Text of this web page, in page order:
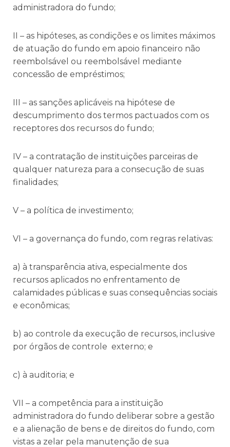
administradora do fundo;
II – as hipóteses, as condições e os limites máximos
de atuação do fundo em apoio financeiro não
reembolsável ou reembolsável mediante
concessão de empréstimos;
III – as sanções aplicáveis na hipótese de
descumprimento dos termos pactuados com os
receptores dos recursos do fundo;
IV – a contratação de instituições parceiras de
qualquer natureza para a consecução de suas
finalidades;
V – a política de investimento;
VI – a governança do fundo, com regras relativas:
a) à transparência ativa, especialmente dos
recursos aplicados no enfrentamento de
calamidades públicas e suas consequências sociais
e econômicas;
b) ao controle da execução de recursos, inclusive
por órgãos de controle externo; e
c) à auditoria; e
VII – a competência para a instituição
administradora do fundo deliberar sobre a gestão
e a alienação de bens e de direitos do fundo, com
vistas a zelar pela manutenção de sua